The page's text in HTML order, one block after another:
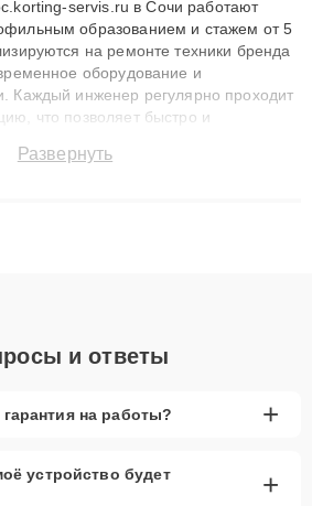
servis.ru в Сочи работают
образованием и стажем от 5
на ремонте техники бренда
оборудование и
Каждый инженер регулярно проходит
что позволяет быстро и
до 3 лет. Наши мастера решают
Развернуть
и ответы
на работы? +
устройство будет
+